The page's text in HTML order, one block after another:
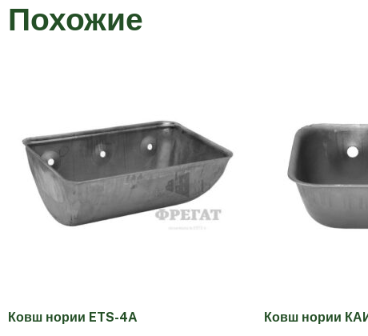
Похожие
Ковш нории ETS-4A Ковш нории